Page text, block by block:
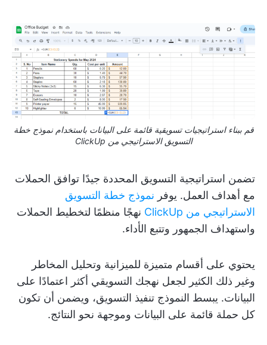
قم ببناء استراتيجيات تسويقية قائمة على البيانات باستخدام نموذج خطة
التسويق الاستراتيجي من ClickUp
تضمن استراتيجية التسويق المحددة جيدًا توافق الحملات
مع أهداف العمل. يوفر نموذج خطة التسويق
الاستراتيجي من ClickUp
نهجًا منظمًا لتخطيط الحملات
واستهداف الجمهور وتتبع الأداء.
يحتوي على أقسام متميزة للميزانية وتحليل المخاطر
وغير ذلك الكثير لجعل نهجك التسويقي أكثر اعتمادًا على
البيانات. يبسط النموذج تنفيذ التسويق، ويضمن أن تكون
كل حملة قائمة على البيانات وموجهة نحو النتائج.